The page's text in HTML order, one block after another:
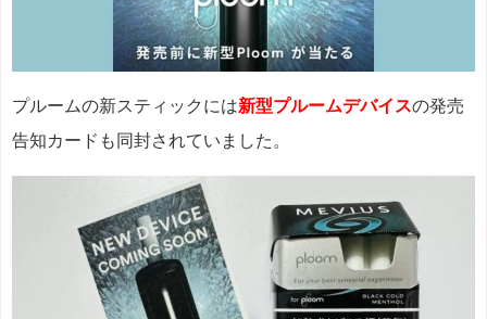
プルームの新スティックには新型プルームデバイスの発売
告知カードも同封されていました。